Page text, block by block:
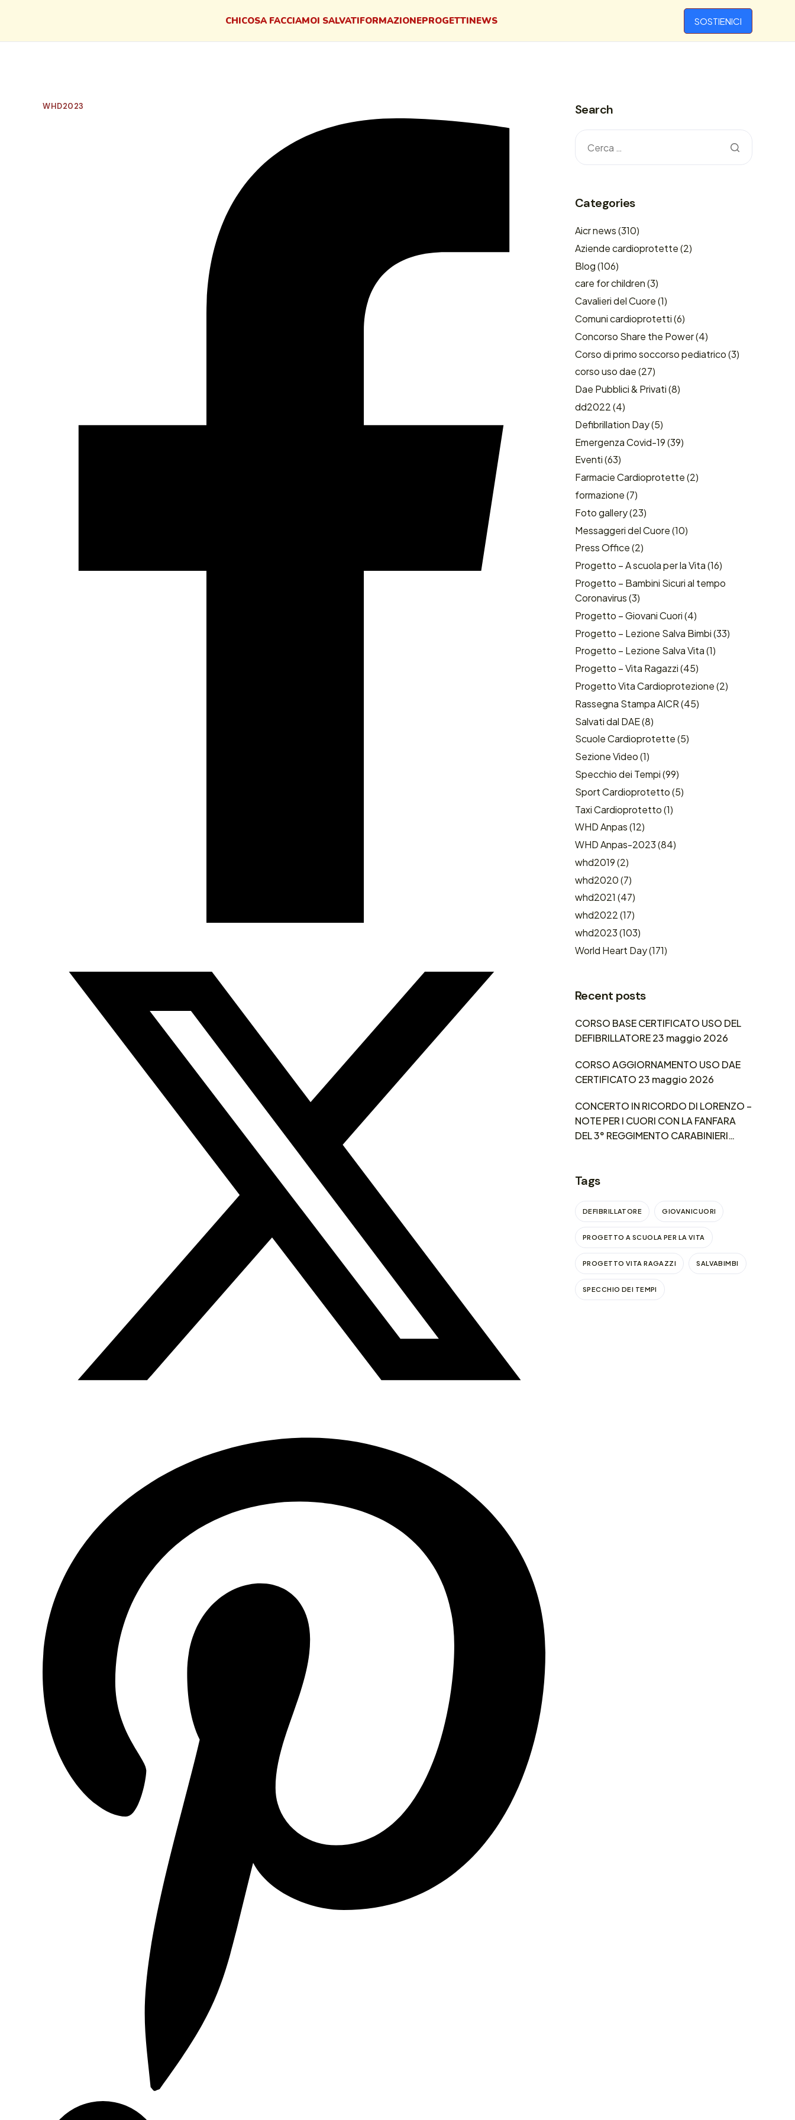
CHICOSA FACCIAMOI SALVATIFORMAZIONEPROGETTINEWS SOSTIENICI
WHD2023 Search
Categories
Aicr news(310)
Aziende cardioprotette(2)
Blog(106)
care for children(3)
Cavalieri del Cuore(1)
Comuni cardioprotetti(6)
Concorso Share the Power(4)
Corso di primo soccorso pediatrico(3)
corso uso dae(27)
Dae Pubblici & Privati(8)
dd2022(4)
Defibrillation Day(5)
Emergenza Covid-19(39)
Eventi(63)
Farmacie Cardioprotette(2)
formazione(7)
Foto gallery(23)
Messaggeri del Cuore(10)
Press Office(2)
Progetto – A scuola per la Vita(16)
Progetto – Bambini Sicuri al tempo
Coronavirus(3)
Progetto – Giovani Cuori(4)
Progetto – Lezione Salva Bimbi(33)
Progetto – Lezione Salva Vita(1)
Progetto – Vita Ragazzi(45)
Progetto Vita Cardioprotezione(2)
Rassegna Stampa AICR(45)
Salvati dal DAE(8)
Scuole Cardioprotette(5)
Sezione Video(1)
Specchio dei Tempi(99)
Sport Cardioprotetto(5)
Taxi Cardioprotetto(1)
WHD Anpas(12)
WHD Anpas-2023(84)
whd2019(2)
whd2020(7)
whd2021 (47)
whd2022(17)
whd2023(103)
World Heart Day(171)
Recent posts
CORSO BASE CERTIFICATO USO DEL
DEFIBRILLATORE 23 maggio 2026
CORSO AGGIORNAMENTO USO DAE
CERTIFICATO 23 maggio 2026
CONCERTO IN RICORDO DI LORENZO –
NOTE PER I CUORI CON LA FANFARA
DEL 3° REGGIMENTO CARABINIERI
Tags
DEFIBRILLATORE GIOVANICUORI
PROGETTO A SCUOLA PER LA VITA
PROGETTO VITA RAGAZZI SALVABIMBI
SPECCHIO DEI TEMPI